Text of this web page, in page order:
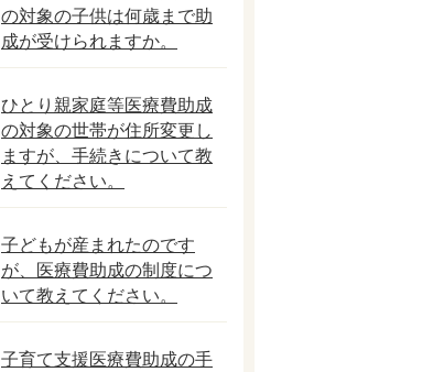
の対象の子供は何歳まで助
成が受けられますか。
ひとり親家庭等医療費助成
の対象の世帯が住所変更し
ますが、手続きについて教
えてください。
子どもが産まれたのです
が、医療費助成の制度につ
いて教えてください。
子育て支援医療費助成の手